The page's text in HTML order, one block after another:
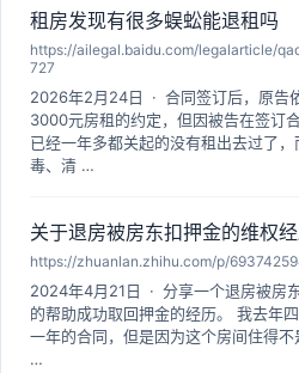
租房发现有很多蜈蚣能退租吗
https://ailegal.baidu.com/legalarticle/
727
2026年2月24日 · 合同签订后，原告
3000元房租的约定，但因被告在签订
已经一年多都关起的没有租出去过了
毒、清 …
关于退房被房东扣押金的维权
https://zhuanlan.zhihu.com/p/
2024年4月21日 · 分享一个退房被房
的帮助成功取回押金的经历。 我去年
一年的合同，但是因为这个房间住得
…